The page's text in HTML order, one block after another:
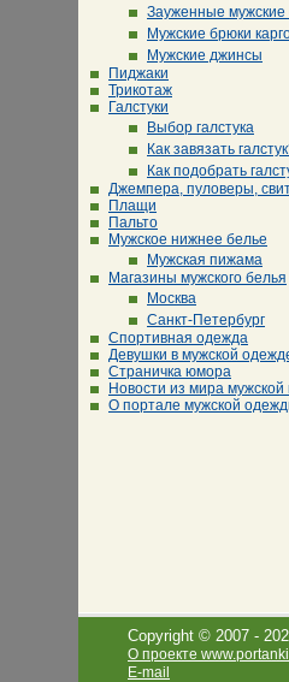
Зауженные мужские
Мужские брюки
Мужские джинсы
Пиджаки
Трикотаж
Галстуки
Выбор галстука
Как завязать
Как подобрать
Джемпера, пуловеры,
Плащи
Пальто
Мужское нижнее белье
Мужская пижама
Магазины мужского белья
Москва
Санкт-Петербург
Спортивная одежда
Девушки в мужской
Страничка юмора
Новости из мира
О портале мужской
Copyright © 2007 -
О проекте
E-mail